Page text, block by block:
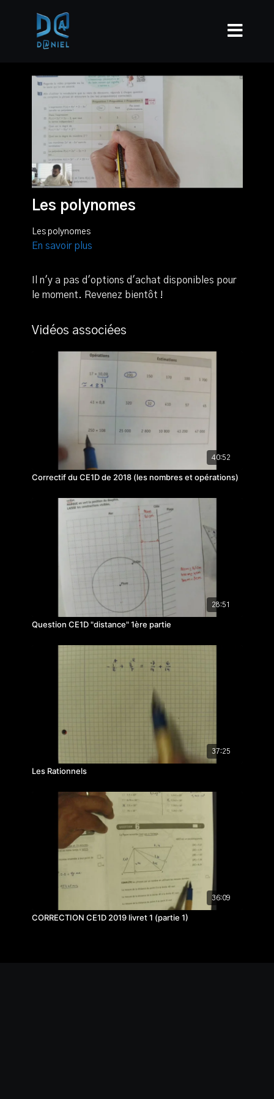
Les polynomes
Les polynomes
En savoir plus
Il n'y a pas d'options d'achat disponibles pour
le moment. Revenez bientôt !
Vidéos associées
40:52
Correctif du CE1D de 2018 (les nombres et opérations)
28:51
Question CE1D "distance" 1ère partie
37:25
Les Rationnels
36:09
CORRECTION CE1D 2019 livret 1 (partie 1)